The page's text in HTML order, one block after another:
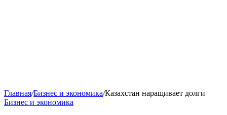
Главная/Бизнес и экономика/Казахстан наращивает долги
Бизнес и экономика